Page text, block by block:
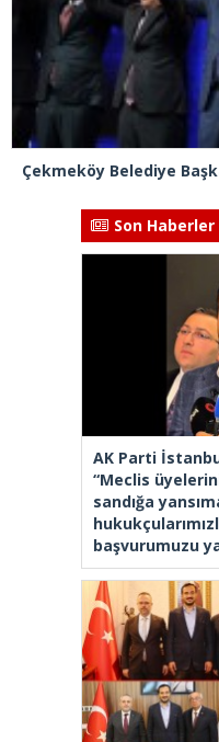
Son Haberler
AK Parti
“Meclis
sandığa
başvurumuzu